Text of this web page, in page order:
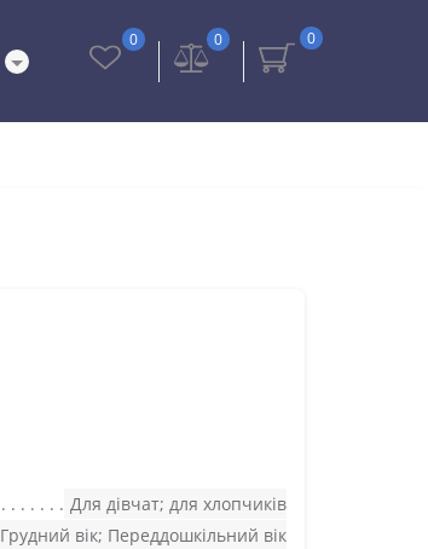
0
0
0
Для дівчат; для хлопчиків
Грудний вік; Переддошкільний вік